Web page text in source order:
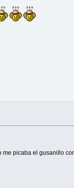
picaba el gusanillo